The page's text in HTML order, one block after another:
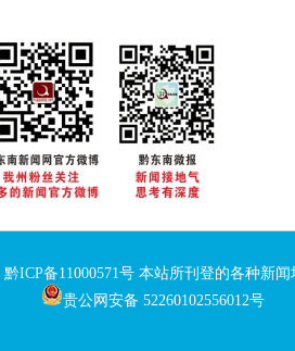
黔ICP备11000571号 本站所刊登的各种新闻
贵公网安备 52260102556012号